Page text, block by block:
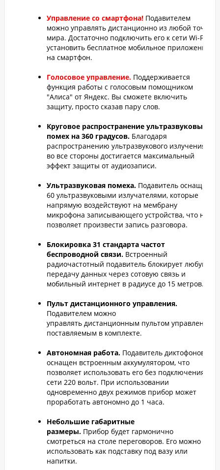
Управление со смартфона! Подавителем
можно управлять дистанционно из любой точки
мира. Достаточно подключить его к сети Wi-Fi и
установить бесплатное мобильное приложение
на смартфон.
Голосовое управление. Поддерживается
функция работы с голосовым помощником
"Алиса" от Яндекс. Вы сможете включить
защиту, просто сказав пару слов.
Круговое распространение ультразвуковых
помех на 360 градусов. Благодаря
распространению ультразвукового излучения
во все стороны достигается максимальный
эффект защиты от аудиозаписи.
Ультразвуковая помеха. Подавитель оснащен
60 ультразвуковыми излучателями, которые
напрямую воздействуют на мембрану
микрофона записывающего устройства, что не
позволяет произвести запись разговора.
Блокировка 31 стандарта частот
беспроводной связи. Встроенный
радиочастотный подавитель блокирует любую
передачу данных через сотовую связь и
мобильный интернет в радиусе до 15 метров.
Пульт дистанционного управления.
Подавителем можно
управлять дистанционным пультом управления,
поставляемым в комплекте.
Автономная работа. Подавитель диктофонов
оснащен встроенным аккумулятором, что
позволяет использовать его без подключения к
сети 220 вольт. При использовании
одновременно двух режимов прибор может
проработать автономно до 1 часа.
Небольшие габаритные
размеры. Прибор будет гармонично
смотреться на столе переговоров. Его можно
использовать как подставку под вазу или
напитки.